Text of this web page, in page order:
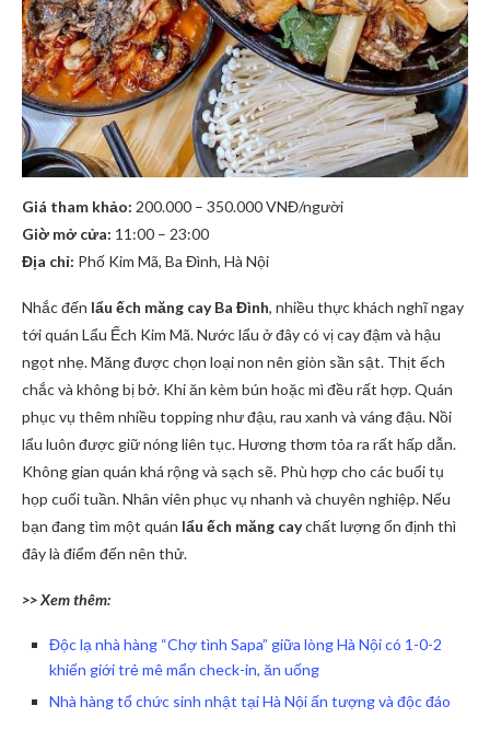
Giá tham khảo: 200.000 – 350.000 VNĐ/người
Giờ mở cửa: 11:00 – 23:00
Địa chỉ: Phố Kim Mã, Ba Đình, Hà Nội
Nhắc đến lẩu ếch măng cay Ba Đình, nhiều thực khách nghĩ ngay
tới quán Lẩu Ếch Kim Mã. Nước lẩu ở đây có vị cay đậm và hậu
ngọt nhẹ. Măng được chọn loại non nên giòn sần sật. Thịt ếch
chắc và không bị bở. Khi ăn kèm bún hoặc mì đều rất hợp. Quán
phục vụ thêm nhiều topping như đậu, rau xanh và váng đậu. Nồi
lẩu luôn được giữ nóng liên tục. Hương thơm tỏa ra rất hấp dẫn.
Không gian quán khá rộng và sạch sẽ. Phù hợp cho các buổi tụ
họp cuối tuần. Nhân viên phục vụ nhanh và chuyên nghiệp. Nếu
bạn đang tìm một quán lẩu ếch măng caychất lượng ổn định thì
đây là điểm đến nên thử.
>> Xem thêm:
Độc lạ nhà hàng “Chợ tình Sapa” giữa lòng Hà Nội có 1-0-2
khiến giới trẻ mê mẩn check-in, ăn uống
Nhà hàng tổ chức sinh nhật tại Hà Nội ấn tượng và độc đáo